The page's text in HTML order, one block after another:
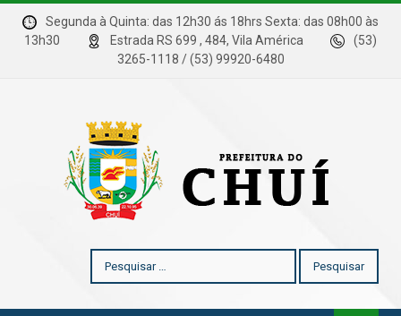
Segunda à Quinta: das 12h30 ás 18hrs Sexta: das 08h00 às
13h30
Estrada RS 699 , 484, Vila América
(53)
3265-1118 / (53) 99920-6480